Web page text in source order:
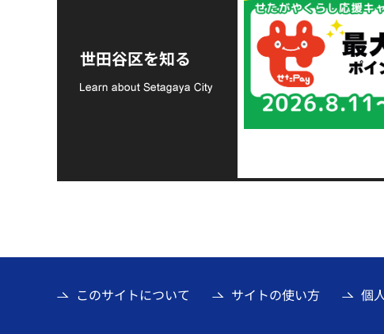
世田谷区を知る
支援金の募集につい
て
このサイトについて サイトの使い方 個